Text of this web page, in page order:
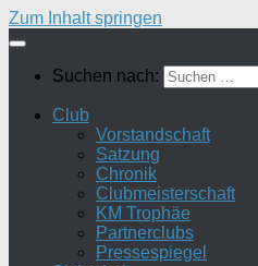
Zum Inhalt springen
Suchen nach:
Club
Vorstandschaft
Satzung
Chronik
Clubmeisterschaft
KM Trophäe
Partnerclubs
Pressespiegel